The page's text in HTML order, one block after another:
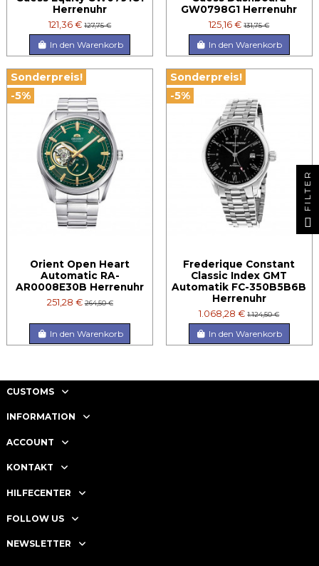
Herrenuhr
121,36 €127,75 €
In den Warenkorb
GW0798G1 Herrenuhr
125,16 €131,75 €
In den Warenkorb
Sonderpreis!
-5%
Orient Open Heart
Automatic RA-
AR0008E30B Herrenuhr
251,28 €264,50 €
In den Warenkorb
Sonderpreis!
-5%
Frederique Constant
Classic Index GMT
Automatik FC-350B5B6B
Herrenuhr
1.068,28 €1.124,50 €
In den Warenkorb
CUSTOMS
INFORMATION
ACCOUNT
KONTAKT
HILFECENTER
FOLLOW US
NEWSLETTER
FILTER